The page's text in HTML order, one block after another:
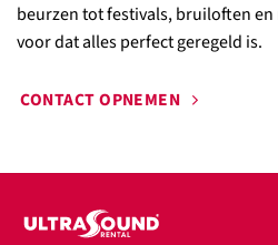
beurzen tot festivals, bruiloften en
voor dat alles perfect geregeld is.
CONTACT OPNEMEN